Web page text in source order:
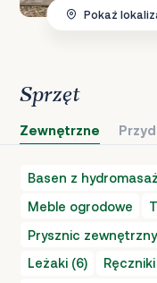
Pokaż
Sprzęt
Zewnętrzne
Basen z
Meble ogrodowe
Prysznic zewnętrzny
Leżaki (6)